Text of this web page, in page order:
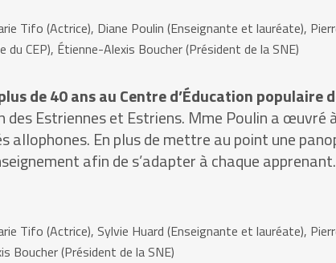
Tifo (Actrice), Diane Poulin (Enseignante et lauréate),
CEP), Étienne-Alexis Boucher (Président de la SNE)
de 40 ans au Centre d’Éducation populaire
Estriennes et Estriens. Mme Poulin a œuvré
allophones. En plus de mettre au point une
afin de s’adapter à chaque apprenant.
Tifo (Actrice), Sylvie Huard (Enseignante et lauréate),
Boucher (Président de la SNE)